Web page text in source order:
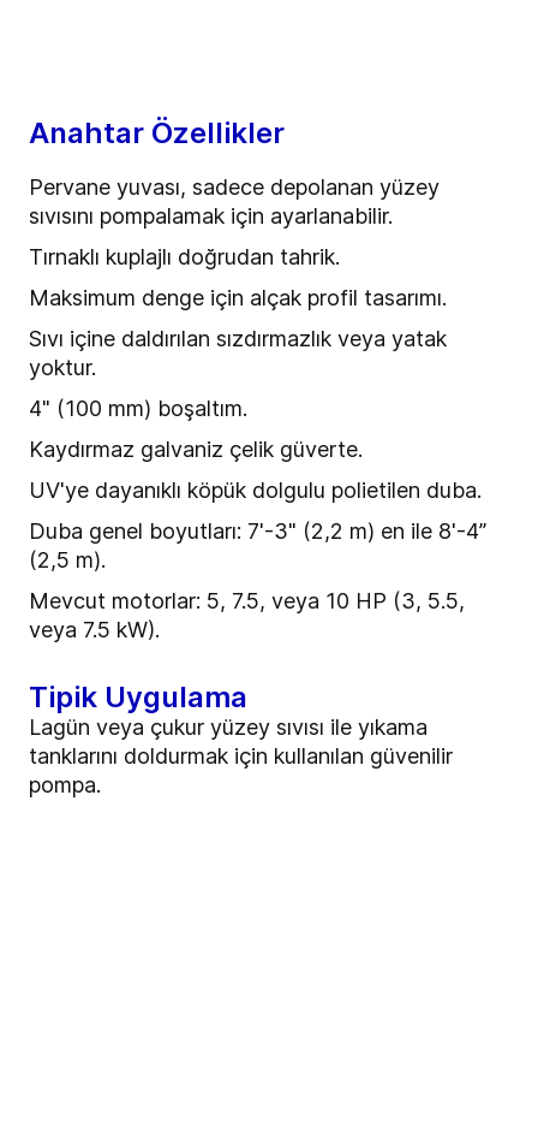
Anahtar Özellikler
Pervane yuvası, sadece depolanan yüzey
sıvısını pompalamak için ayarlanabilir.
Tırnaklı kuplajlı doğrudan tahrik.
Maksimum denge için alçak profil tasarımı.
Sıvı içine daldırılan sızdırmazlık veya yatak
yoktur.
4" (100 mm) boşaltım.
Kaydırmaz galvaniz çelik güverte.
UV'ye dayanıklı köpük dolgulu polietilen duba.
Duba genel boyutları: 7'-3" (2,2 m) en ile 8'-4”
(2,5 m).
Mevcut motorlar: 5, 7.5, veya 10 HP (3, 5.5,
veya 7.5 kW).
Tipik Uygulama
Lagün veya çukur yüzey sıvısı ile yıkama
tanklarını doldurmak için kullanılan güvenilir
pompa.